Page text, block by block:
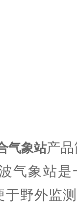
气象站产
象站是
野外监